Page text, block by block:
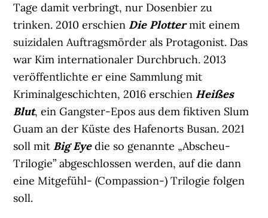
Tage damit verbringt, nur Dosenbier zu
trinken. 2010 erschien Die Plottermit einem
suizidalen Auftragsmörder als Protagonist. Das
war Kim internationaler Durchbruch. 2013
veröffentlichte er eine Sammlung mit
Kriminalgeschichten, 2016 erschien Heißes
Blut, ein Gangster-Epos aus dem fiktiven Slum
Guam an der Küste des Hafenorts Busan. 2021
soll mit Big Eyedie so genannte „Abscheu-
Trilogie” abgeschlossen werden, auf die dann
eine Mitgefühl- (Compassion-) Trilogie folgen
soll.